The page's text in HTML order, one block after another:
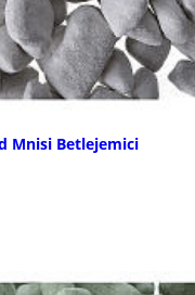
Mnisi Betlejemici